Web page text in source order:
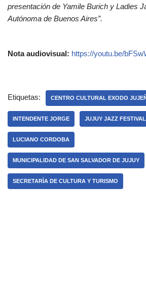
presentación de Yamile Burich y Ladies
Autónoma de Buenos Aires”.
Nota audiovisual: https://youtu.be/
Etiquetas: CENTRO CULTURAL EXODO
INTENDENTE JORGE JUJUY JAZZ FESTIVAL
LUCIANO CORDOBA
MUNICIPALIDAD DE SAN SALVADOR DE JUJUY
SECRETARÌA DE CULTURA Y TURISMO